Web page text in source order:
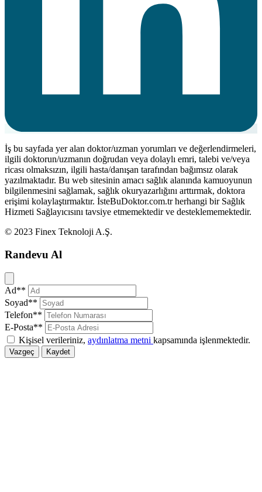
İş bu sayfada yer alan doktor/uzman yorumları ve değerlendirmeleri,
ilgili doktorun/uzmanın doğrudan veya dolaylı emri, talebi ve/veya
ricası olmaksızın, ilgili hasta/danışan tarafından bağımsız olarak
yazılmaktadır. Bu web sitesinin amacı sağlık alanında kamuoyunun
bilgilenmesini sağlamak, sağlık okuryazarlığını arttırmak, doktora
erişimi kolaylaştırmaktır. İsteBuDoktor.com.tr herhangi bir Sağlık
Hizmeti Sağlayıcısını tavsiye etmemektedir ve desteklememektedir.
© 2023 Finex Teknoloji A.Ş.
Randevu Al
Kapat
Ad**
Soyad**
Telefon**
E-Posta**
Kişisel verileriniz, aydınlatma metni kapsamında işlenmektedir.
Vazgeç Kaydet